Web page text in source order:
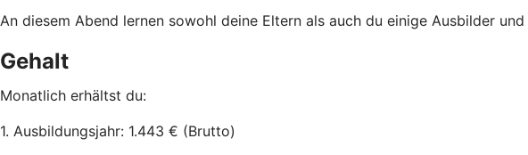
An diesem Abend lernen sowohl deine Eltern als auch du einige Ausbilder
Gehalt
Monatlich erhältst du:
1. Ausbildungsjahr: 1.443 € (Brutto)